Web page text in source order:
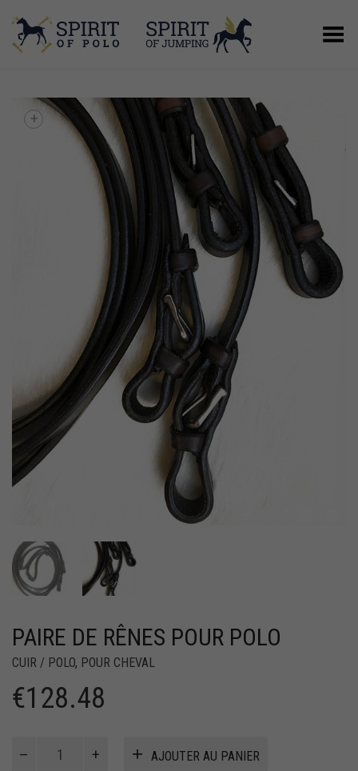
Basculer le menu
+
PAIRE DE RÊNES POUR POLO
CUIR / POLO, POUR CHEVAL
€128.48
AJOUTER AU PANIER